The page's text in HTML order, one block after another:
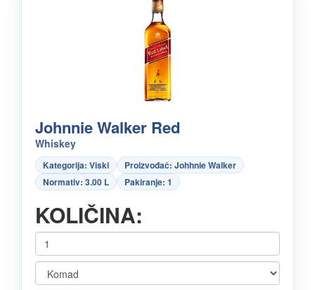
Johnnie Walker Red
Whiskey
Kategorija: Viski
Proizvođač: Johhnie Walker
Normativ: 3.00 L
Pakiranje: 1
KOLIČINA: